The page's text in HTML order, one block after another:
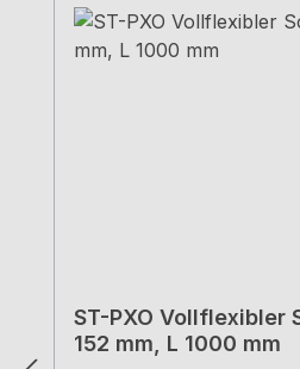
ST-PXO Vollflexibler
152 mm, L 1000 mm